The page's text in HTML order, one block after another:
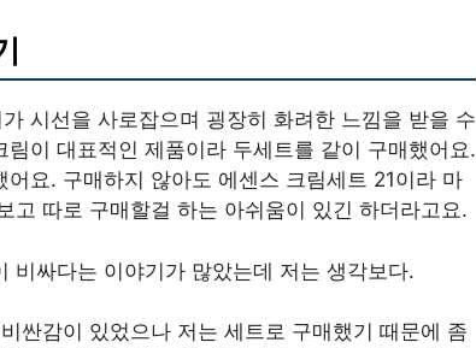
시선을 사로잡으며 굉장히 화려한 느낌을 받을 수
이 대표적인 제품이라 두세트를 같이 구매했어요.
요. 구매하지 않아도 에센스 크림세트 21이라 마
고 따로 구매할걸 하는 아쉬움이 있긴 하더라고요.
비싸다는 이야기가 많았는데 저는 생각보다.
싼감이 있었으나 저는 세트로 구매했기 때문에 좀